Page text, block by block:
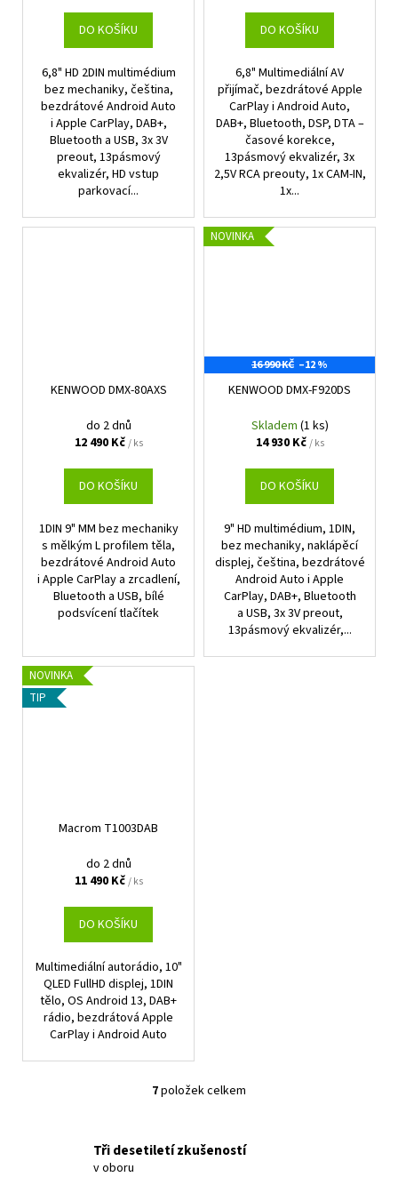
DO KOŠÍKU
6,8" HD 2DIN multimédium
bez mechaniky, čeština,
bezdrátové Android Auto
i Apple CarPlay, DAB+,
Bluetooth a USB, 3x 3V
preout, 13pásmový
ekvalizér, HD vstup
parkovací...
DO KOŠÍKU
6,8" Multimediální AV
přijímač, bezdrátové Apple
CarPlay i Android Auto,
DAB+, Bluetooth, DSP, DTA –
časové korekce,
13pásmový ekvalizér, 3x
2,5V RCA preouty, 1x CAM-IN,
1x...
KENWOOD DMX-80AXS
do 2 dnů
12 490 Kč/ ks
DO KOŠÍKU
1DIN 9" MM bez mechaniky
s mělkým L profilem těla,
bezdrátové Android Auto
i Apple CarPlay a zrcadlení,
Bluetooth a USB, bílé
podsvícení tlačítek
NOVINKA
16 990 KČ –12 %
KENWOOD DMX-F920DS
Skladem (1 ks)
14 930 Kč/ ks
DO KOŠÍKU
9" HD multimédium, 1DIN,
bez mechaniky, naklápěcí
displej, čeština, bezdrátové
Android Auto i Apple
CarPlay, DAB+, Bluetooth
a USB, 3x 3V preout,
13pásmový ekvalizér,...
NOVINKA
TIP
Macrom T1003DAB
do 2 dnů
11 490 Kč/ ks
DO KOŠÍKU
Multimediální autorádio, 10"
QLED FullHD displej, 1DIN
tělo, OS Android 13, DAB+
rádio, bezdrátová Apple
CarPlay i Android Auto
O
l
á
7položek celkem
Tři desetiletí zkušeností
v oboru